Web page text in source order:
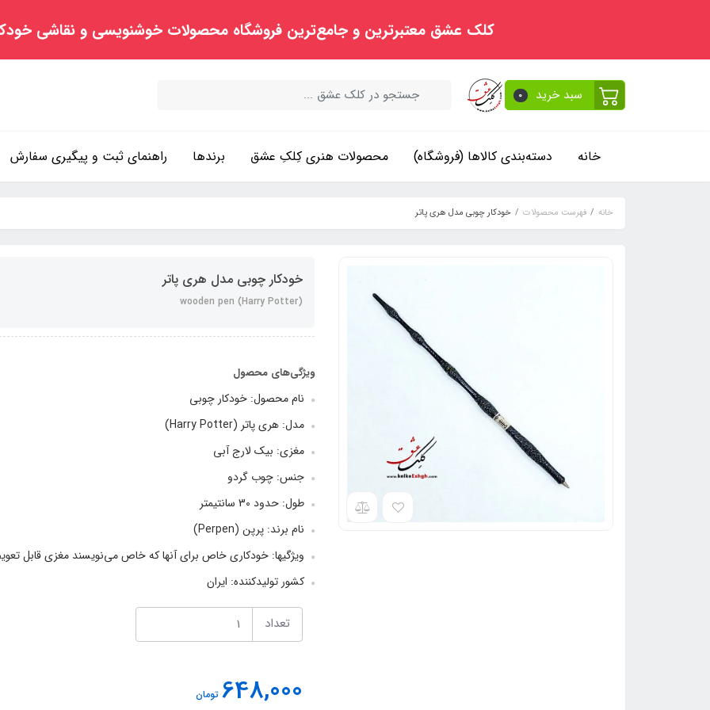
کلک عشق معتبرترین و جامع‌ترین فروشگاه محصولات خوشنویسی و نقاشی
سبد خرید 0
خانه دسته‌بندی کالاها (فروشگاه) محصولات هنری کِلکِ عشق برندها راهنمای ثبت و پیگیری سفارش
خانه فهرست محصولات خودکار چوبی مدل هری پاتر
خودکار چوبی مدل هری پاتر
wooden pen (Harry Potter)
ویژگی‌های محصول
نام محصول: خودکار چوبی
مدل: هری پاتر (Harry Potter)
مغزی: بیک لارج آبی
جنس: چوب گردو
طول: حدود 30 سانتیمتر
نام برند: پرپن (Perpen)
ویژگیها: خودکاری خاص برای آنها که خاص می‌نویسند مغزی قابل
کشور تولیدکننده: ایران
تعداد
648,000تومان